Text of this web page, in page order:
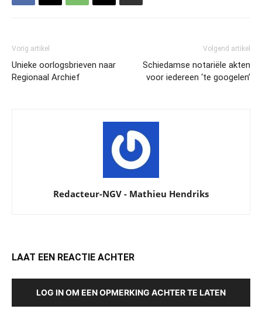
Vorig artikel
Unieke oorlogsbrieven naar
Regionaal Archief
Volgend artikel
Schiedamse notariële akten
voor iedereen ‘te googelen’
Redacteur-NGV - Mathieu Hendriks
LAAT EEN REACTIE ACHTER
LOG IN OM EEN OPMERKING ACHTER TE LATEN